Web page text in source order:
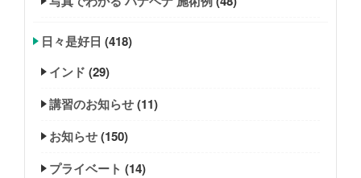
日々是好日 (418)
インド (29)
講習のお知らせ(11)
お知らせ(150)
プライベート (14)